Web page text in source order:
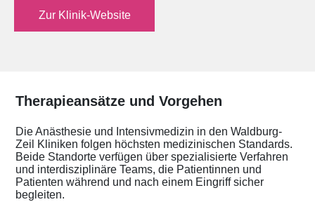
Zur Klinik-Website
Therapieansätze und Vorgehen
Die Anästhesie und Intensivmedizin in den Waldburg-
Zeil Kliniken folgen höchsten medizinischen Standards.
Beide Standorte verfügen über spezialisierte Verfahren
und interdisziplinäre Teams, die Patientinnen und
Patienten während und nach einem Eingriff sicher
begleiten.